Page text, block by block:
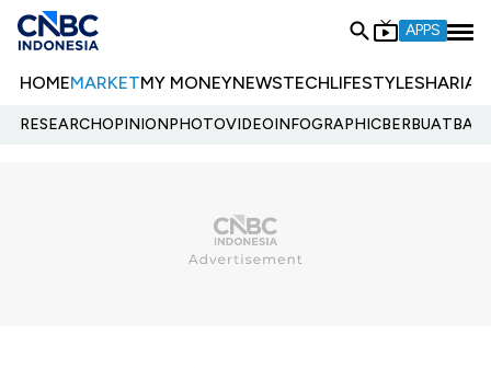
APPS
HOMEMARKETMY MONEYNEWSTECHLIFESTYLESHARIA
RESEARCHOPINIONPHOTOVIDEOINFOGRAPHIC